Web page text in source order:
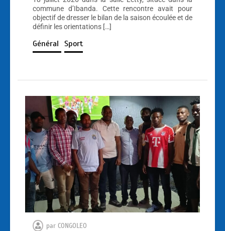
commune d’Ibanda. Cette rencontre avait pour
objectif de dresser le bilan de la saison écoulée et de
définir les orientations […]
Général Sport
par CONGOLEO